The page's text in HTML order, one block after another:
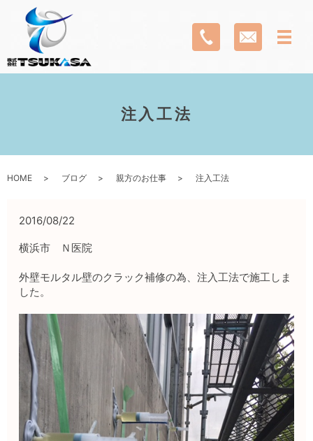
注入工法
HOME ブログ 親方のお仕事 注入工法
2016/08/22
横浜市 Ｎ医院
外壁モルタル壁のクラック補修の為、注入工法で施工しま
した。